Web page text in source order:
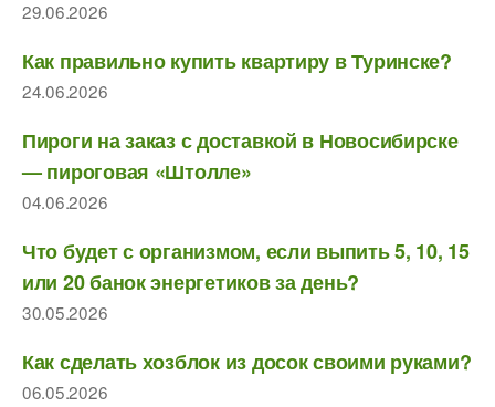
29.06.2026
Как правильно купить квартиру в Туринске?
24.06.2026
Пироги на заказ с доставкой в Новосибирске
— пироговая «Штолле»
04.06.2026
Что будет с организмом, если выпить 5, 10, 15
или 20 банок энергетиков за день?
30.05.2026
Как сделать хозблок из досок своими руками?
06.05.2026